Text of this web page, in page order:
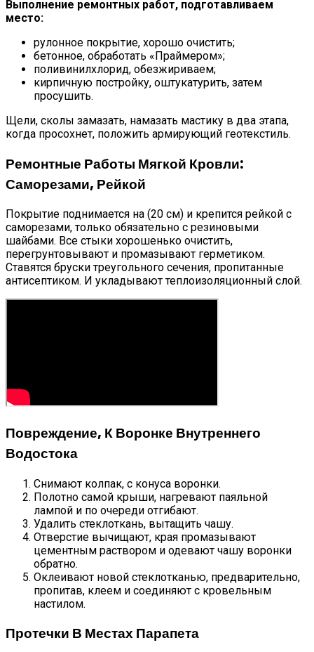
Выполнение ремонтных работ, подготавливаем
место:
рулонное покрытие, хорошо очистить;
бетонное, обработать «Праймером»;
поливинилхлорид, обезжириваем;
кирпичную постройку, оштукатурить, затем
просушить.
Щели, сколы замазать, намазать мастику в два этапа,
когда просохнет, положить армирующий геотекстиль.
Ремонтные Работы Мягкой Кровли:
Саморезами, Рейкой
Покрытие поднимается на (20 см) и крепится рейкой с
саморезами, только обязательно с резиновыми
шайбами. Все стыки хорошенько очистить,
перегрунтовывают и промазывают герметиком.
Ставятся бруски треугольного сечения, пропитанные
антисептиком. И укладывают теплоизоляционный слой.
Повреждение, К Воронке Внутреннего
Водостока
Снимают колпак, с конуса воронки.
Полотно самой крыши, нагревают паяльной
лампой и по очереди отгибают.
Удалить стеклоткань, вытащить чашу.
Отверстие вычищают, края промазывают
цементным раствором и одевают чашу воронки
обратно.
Оклеивают новой стеклотканью, предварительно,
пропитав, клеем и соединяют с кровельным
настилом.
Протечки В Местах Парапета